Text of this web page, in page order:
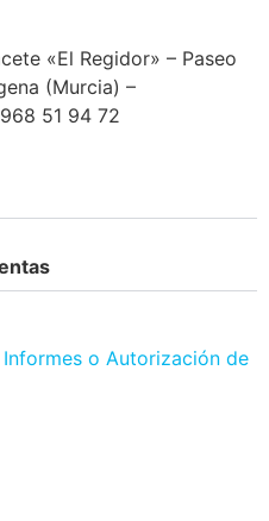
«El Regidor» – Paseo
(Murcia) –
51 94 72
o Autorización de